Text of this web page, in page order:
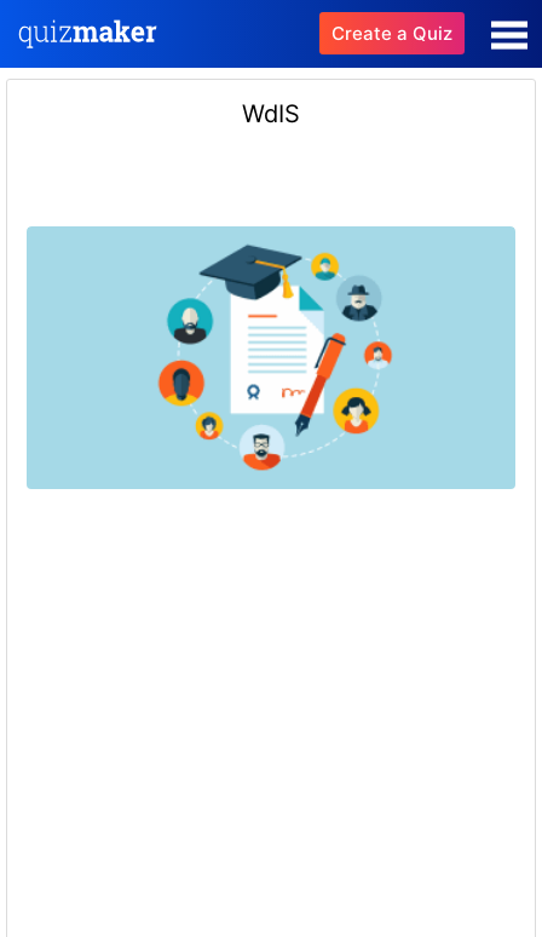
Create a Quiz
WdIS